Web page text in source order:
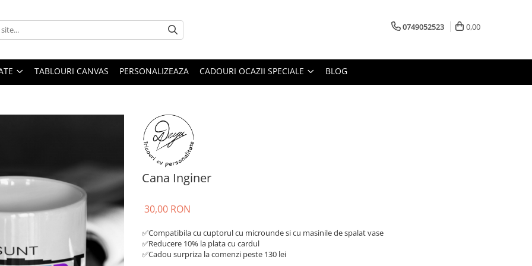
0749052523 0,00
TABLOURI CANVAS PERSONALIZEAZA CADOURI OCAZII SPECIALE BLOG
Cana Inginer
30,00 RON
✅Compatibila cu cuptorul cu microunde si cu masinile de spalat vase
✅Reducere 10% la plata cu cardul
✅Cadou surpriza la comenzi peste 130 lei